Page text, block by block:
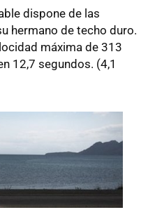
dispone de las
hermano de techo duro.
máxima de 313
12,7 segundos. (4,1